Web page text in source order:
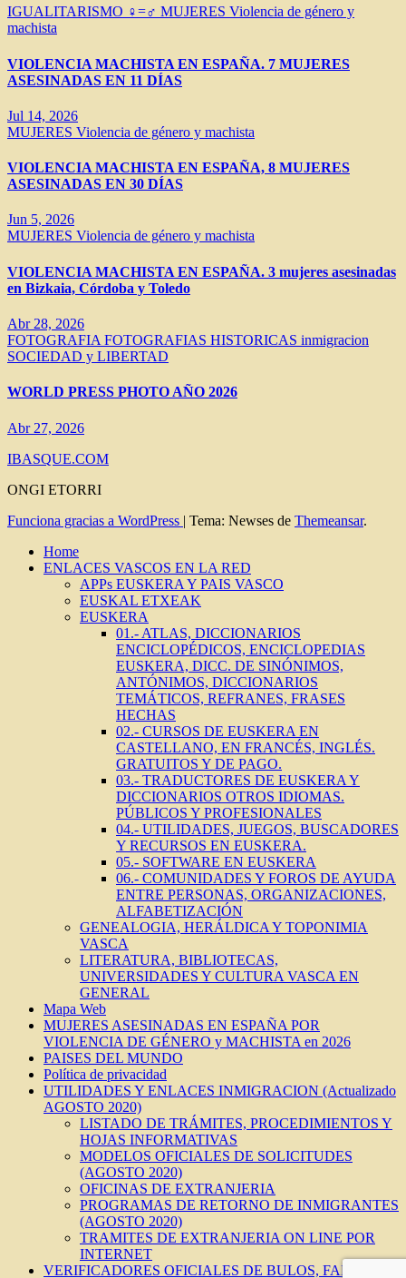
IGUALITARISMO ♀=♂ MUJERES Violencia de género y
machista
VIOLENCIA MACHISTA EN ESPAÑA. 7 MUJERES
ASESINADAS EN 11 DÍAS
Jul 14, 2026
MUJERES Violencia de género y machista
VIOLENCIA MACHISTA EN ESPAÑA, 8 MUJERES
ASESINADAS EN 30 DÍAS
Jun 5, 2026
MUJERES Violencia de género y machista
VIOLENCIA MACHISTA EN ESPAÑA. 3 mujeres asesinadas
en Bizkaia, Córdoba y Toledo
Abr 28, 2026
FOTOGRAFIA FOTOGRAFIAS HISTORICAS inmigracion
SOCIEDAD y LIBERTAD
WORLD PRESS PHOTO AÑO 2026
Abr 27, 2026
IBASQUE.COM
ONGI ETORRI
Funciona gracias a WordPress | Tema: Newses de Themeansar.
Home
ENLACES VASCOS EN LA RED
APPs EUSKERA Y PAIS VASCO
EUSKAL ETXEAK
EUSKERA
01.- ATLAS, DICCIONARIOS
ENCICLOPÉDICOS, ENCICLOPEDIAS
EUSKERA, DICC. DE SINÓNIMOS,
ANTÓNIMOS, DICCIONARIOS
TEMÁTICOS, REFRANES, FRASES
HECHAS
02.- CURSOS DE EUSKERA EN
CASTELLANO, EN FRANCÉS, INGLÉS.
GRATUITOS Y DE PAGO.
03.- TRADUCTORES DE EUSKERA Y
DICCIONARIOS OTROS IDIOMAS.
PÚBLICOS Y PROFESIONALES
04.- UTILIDADES, JUEGOS, BUSCADORES
Y RECURSOS EN EUSKERA.
05.- SOFTWARE EN EUSKERA
06.- COMUNIDADES Y FOROS DE AYUDA
ENTRE PERSONAS, ORGANIZACIONES,
ALFABETIZACIÓN
GENEALOGIA, HERÁLDICA Y TOPONIMIA
VASCA
LITERATURA, BIBLIOTECAS,
UNIVERSIDADES Y CULTURA VASCA EN
GENERAL
Mapa Web
MUJERES ASESINADAS EN ESPAÑA POR
VIOLENCIA DE GÉNERO y MACHISTA en 2026
PAISES DEL MUNDO
Política de privacidad
UTILIDADES Y ENLACES INMIGRACION (Actualizado
AGOSTO 2020)
LISTADO DE TRÁMITES, PROCEDIMIENTOS Y
HOJAS INFORMATIVAS
MODELOS OFICIALES DE SOLICITUDES
(AGOSTO 2020)
OFICINAS DE EXTRANJERIA
PROGRAMAS DE RETORNO DE INMIGRANTES
(AGOSTO 2020)
TRAMITES DE EXTRANJERIA ON LINE POR
INTERNET
VERIFICADORES OFICIALES DE BULOS, FAKES,